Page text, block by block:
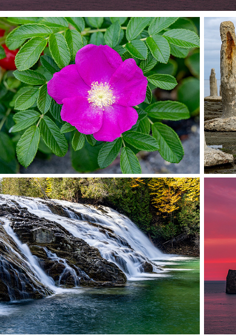
Parc National du Bic
Rimouski, Québec, Canada
Chute de la Rivière aux
Émeraudes
Percé, Québec, Canada